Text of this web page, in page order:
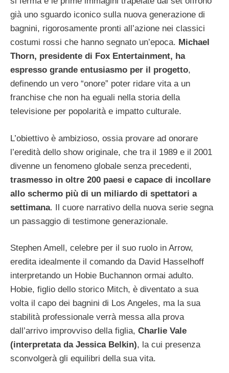
già uno sguardo iconico sulla nuova generazione di
bagnini, rigorosamente pronti all’azione nei classici
costumi rossi che hanno segnato un’epoca. Michael
Thorn, presidente di Fox Entertainment, ha
espresso grande entusiasmo per il progetto,
definendo un vero “onore” poter ridare vita a un
franchise che non ha eguali nella storia della
televisione per popolarità e impatto culturale.
L’obiettivo è ambizioso, ossia provare ad onorare
l’eredità dello show originale, che tra il 1989 e il 2001
divenne un fenomeno globale senza precedenti,
trasmesso in oltre 200 paesi e capace di incollare
allo schermo più di un miliardo di spettatori a
settimana. Il cuore narrativo della nuova serie segna
un passaggio di testimone generazionale.
Stephen Amell, celebre per il suo ruolo in Arrow,
eredita idealmente il comando da David Hasselhoff
interpretando un Hobie Buchannon ormai adulto.
Hobie, figlio dello storico Mitch, è diventato a sua
volta il capo dei bagnini di Los Angeles, ma la sua
stabilità professionale verrà messa alla prova
dall’arrivo improvviso della figlia, Charlie Vale
(interpretata da Jessica Belkin), la cui presenza
sconvolgerà gli equilibri della sua vita.